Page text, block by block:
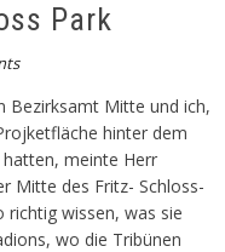
Park
Bezirksamt Mitte und ich,
hinter dem
meinte Herr
Mitte des Fritz- Schloss-
wissen, was sie
wo die Tribünen